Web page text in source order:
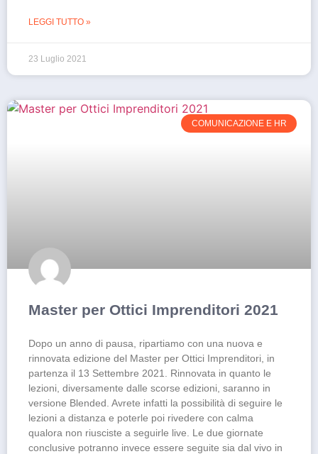
LEGGI TUTTO »
23 Luglio 2021
COMUNICAZIONE E HR
Master per Ottici Imprenditori 2021
Dopo un anno di pausa, ripartiamo con una nuova e
rinnovata edizione del Master per Ottici Imprenditori, in
partenza il 13 Settembre 2021. Rinnovata in quanto le
lezioni, diversamente dalle scorse edizioni, saranno in
versione Blended. Avrete infatti la possibilità di seguire le
lezioni a distanza e poterle poi rivedere con calma
qualora non riusciste a seguirle live. Le due giornate
conclusive potranno invece essere seguite sia dal vivo in